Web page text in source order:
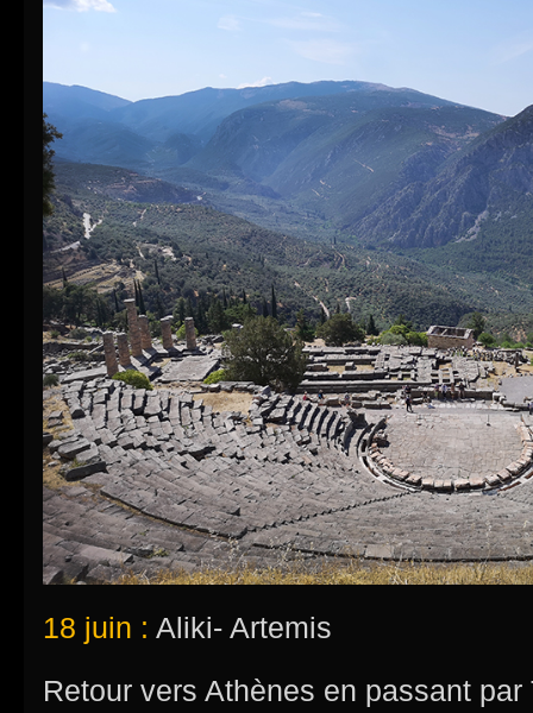
18 juin : Aliki- Artemis
Retour vers Athènes en passant